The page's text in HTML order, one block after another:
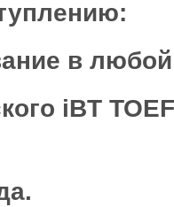
в
iBT
.